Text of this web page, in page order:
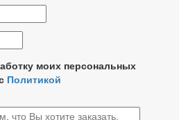
моих персональных
Политикой